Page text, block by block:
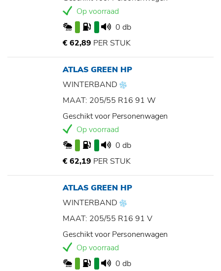
Op voorraad
0 db
€ 62,89 PER STUK
ATLAS GREEN HP
WINTERBAND
MAAT: 205/55 R16 91 W
Geschikt voor Personenwagen
Op voorraad
0 db
€ 62,19 PER STUK
ATLAS GREEN HP
WINTERBAND
MAAT: 205/55 R16 91 V
Geschikt voor Personenwagen
Op voorraad
0 db